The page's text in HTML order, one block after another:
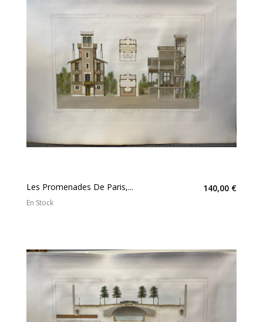
Les Promenades De Paris,... 140,00 €
En Stock